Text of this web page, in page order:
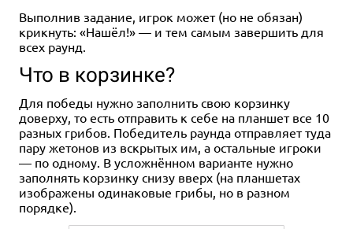
Выполнив задание, игрок может (но не обязан)
крикнуть: «Нашёл!» — и тем самым завершить для
всех раунд.
Что в корзинке?
Для победы нужно заполнить свою корзинку
доверху, то есть отправить к себе на планшет все 10
разных грибов. Победитель раунда отправляет туда
пару жетонов из вскрытых им, а остальные игроки
— по одному. В усложнённом варианте нужно
заполнять корзинку снизу вверх (на планшетах
изображены одинаковые грибы, но в разном
порядке).